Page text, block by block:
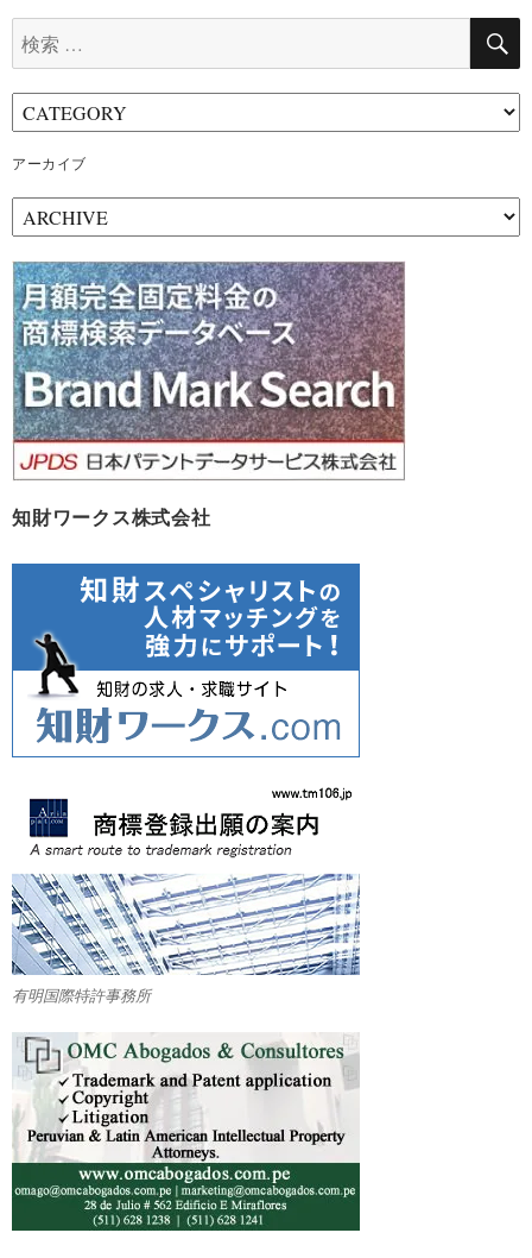
索:
アーカイブ
ー
カ
イ
ブ
知財ワークス株式会社
有明国際特許事務所